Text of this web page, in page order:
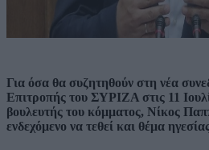
Για όσα θα συζητηθούν στη νέα
Επιτροπής του ΣΥΡΙΖΑ στις 11
βουλευτής του κόμματος, Νίκος
ενδεχόμενο να τεθεί και θέμα